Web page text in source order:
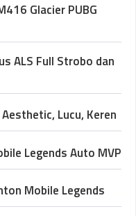
Glacier PUBG
ALS Full Strobo dan
Lucu, Keren
Legends Auto MVP
Mobile Legends